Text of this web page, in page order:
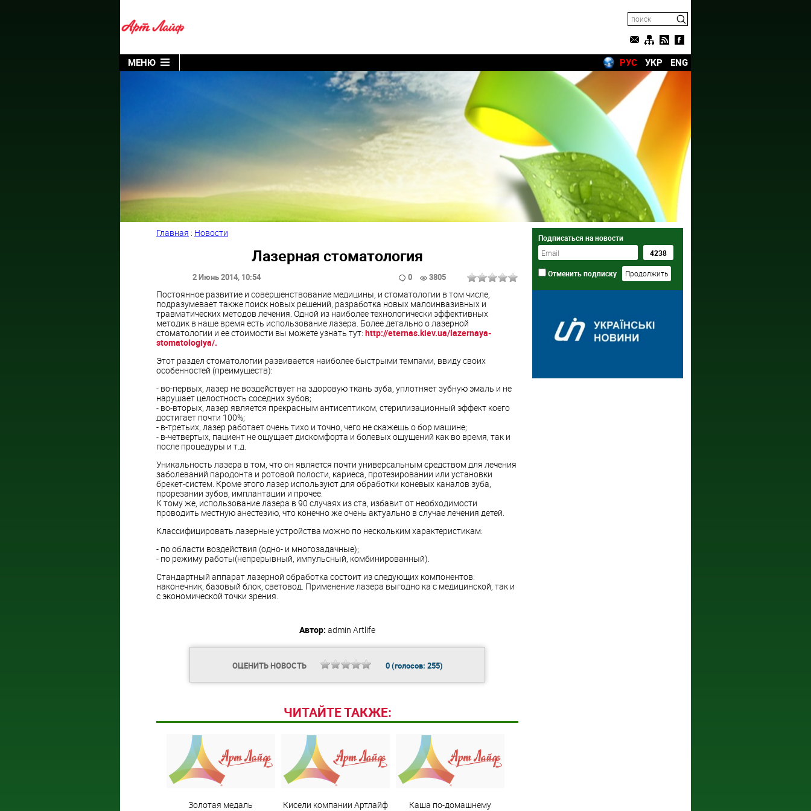
МЕНЮ РУС УКР ENG
Главная : Новости
Лазерная стоматология
2 Июнь 2014, 10:54 0 3805
Постоянное развитие и совершенствование медицины, и стоматологии в том числе,
подразумевает также поиск новых решений, разработка новых малоинвазивных и
травматических методов лечения. Одной из наиболее технологически эффективных
методик в наше время есть использование лазера. Более детально о лазерной
стоматологии и ее стоимости вы можете узнать тут: http://eternas.kiev.ua/lazernaya-
stomatologiya/.
Этот раздел стоматологии развивается наиболее быстрыми темпами, ввиду своих
особенностей (преимуществ):
- во-первых, лазер не воздействует на здоровую ткань зуба, уплотняет зубную эмаль и не
нарушает целостность соседних зубов;
- во-вторых, лазер является прекрасным антисептиком, стерилизационный эффект коего
достигает почти 100%;
- в-третьих, лазер работает очень тихо и точно, чего не скажешь о бор машине;
- в-четвертых, пациент не ощущает дискомфорта и болевых ощущений как во время, так и
после процедуры и т.д.
Уникальность лазера в том, что он является почти универсальным средством для лечения
заболеваний пародонта и ротовой полости, кариеса, протезировании или установки
брекет-систем. Кроме этого лазер используют для обработки коневых каналов зуба,
прорезании зубов, имплантации и прочее.
К тому же, использование лазера в 90 случаях из ста, избавит от необходимости
проводить местную анестезию, что конечно же очень актуально в случае лечения детей.
Классифицировать лазерные устройства можно по нескольким характеристикам:
- по области воздействия (одно- и многозадачные);
- по режиму работы(непрерывный, импульсный, комбинированный).
Стандартный аппарат лазерной обработка состоит из следующих компонентов:
наконечник, базовый блок, световод. Применение лазера выгодно ка с медицинской, так и
с экономической точки зрения.
Автор: admin Artlife
ОЦЕНИТЬ НОВОСТЬ 0(голосов: 255)
ЧИТАЙТЕ ТАКЖЕ:
Золотая медаль Кисели компании Артлайф Каша по-домашнему
Подписаться на новости
Отменить подписку